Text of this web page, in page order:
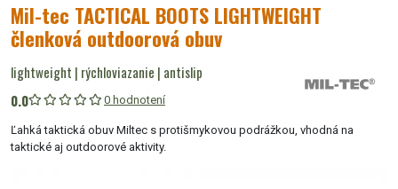
Mil-tec TACTICAL BOOTS LIGHTWEIGHT
členková outdoorová obuv
lightweight | rýchloviazanie | antislip
0.0
0 hodnotení
Ľahká taktická obuv Miltec s protišmykovou podrážkou, vhodná na
taktické aj outdoorové aktivity.